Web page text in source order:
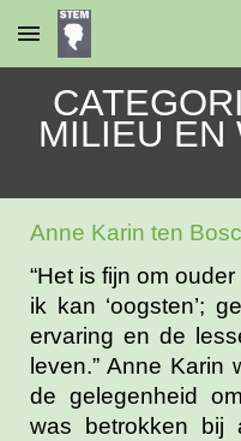
Skip to main content
MILIEU EN
Anne Karin ten
“Het is fijn om
ik kan ‘oogsten’;
ervaring en de
leven.” Anne Karin
de gelegenheid
was betrokken bij